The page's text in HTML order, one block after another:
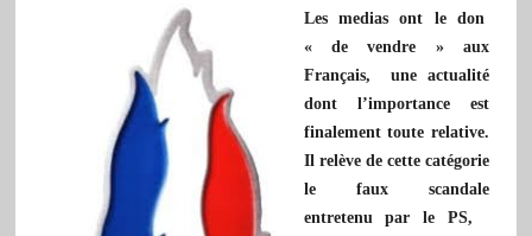
Les medias ont le don
« de vendre » aux
Français, une actualité
dont l’importance est
finalement toute relative.
Il relève de cette catégorie
le faux scandale
entretenu par le PS,